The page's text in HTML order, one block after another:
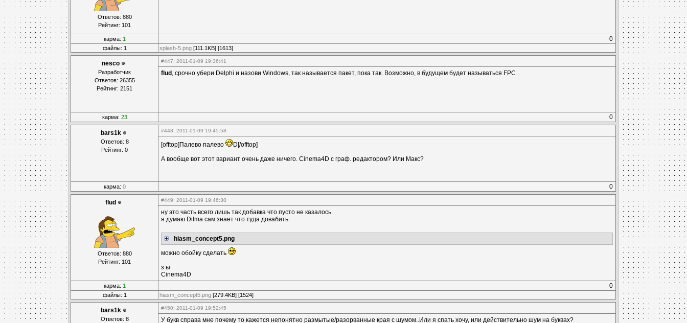
Ответов: 880
Рейтинг: 101
карма: 1 0
файлы: 1 splash-5.png [111.1KB] [1613]
nesco
Разработчик
Ответов: 26355
Рейтинг: 2151
#447: 2011-01-09 19:36:41
flud , срочно убери Delphi и назови Windows, так называется пакет, пока так. Возможно, в будущем будет называться FPC
карма: 23 0
bars1k
Ответов: 8
Рейтинг: 0
#448: 2011-01-09 19:45:58
[offtop]Палево палево
D[/offtop]
А вообще вот этот вариант очень даже ничего. Cinema4D с граф. редактором? Или Макс?
карма: 0 0
flud
Ответов: 880
Рейтинг: 101
#449: 2011-01-09 19:46:30
ну это часть всего лишь так добавка что пусто не казалось.
я думаю Dilma сам знает что туда довабить
hiasm_concept5.png
можно обойку сделать
з.ы
Cinema4D
карма: 1 0
файлы: 1 hiasm_concept5.png [279.4KB] [1524]
bars1k
Ответов: 8
#450: 2011-01-09 19:52:45
У букв справа мне почему то кажется непонятно размытые/разорванные края с шумом..Или я спать хочу, или действительно шум на буквах?